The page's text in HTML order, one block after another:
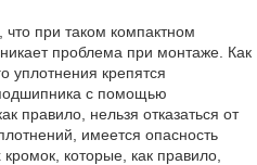
что при таком компактном
проблема при монтаже. Как
уплотнения крепятся
с помощью
правило, нельзя отказаться от
имеется опасность
которые, как правило,